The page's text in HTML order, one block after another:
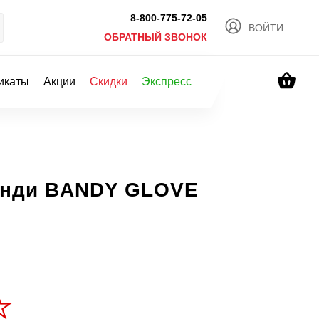
8-800-775-72-05
ОБРАТНЫЙ ЗВОНОК
ВОЙТИ
Акции Скидки Экспресс
BANDY GLOVE